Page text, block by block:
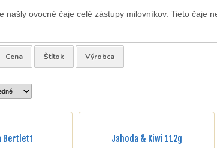
našly ovocné čaje celé zástupy milovníkov. Tieto čaje
Cena Štítok Výrobca
Bertlett Jahoda & Kiwi 112g